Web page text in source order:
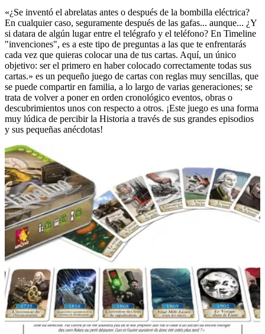
«¿Se inventó el abrelatas antes o después de la bombilla eléctrica?
En cualquier caso, seguramente después de las gafas... aunque... ¿Y
si datara de algún lugar entre el telégrafo y el teléfono? En Timeline
"invenciones", es a este tipo de preguntas a las que te enfrentarás
cada vez que quieras colocar una de tus cartas. Aquí, un único
objetivo: ser el primero en haber colocado correctamente todas sus
cartas.» es un pequeño juego de cartas con reglas muy sencillas, que
se puede compartir en familia, a lo largo de varias generaciones; se
trata de volver a poner en orden cronológico eventos, obras o
descubrimientos unos con respecto a otros. ¡Este juego es una forma
muy lúdica de percibir la Historia a través de sus grandes episodios
y sus pequeñas anécdotas!